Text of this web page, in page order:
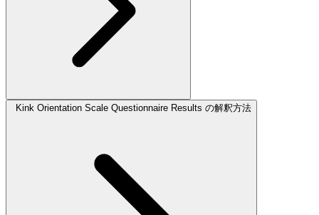
Kink Orientation Scale Questionnaire Results の解釈方法